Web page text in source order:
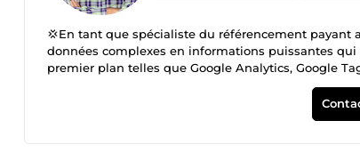
💢En tant que spécialiste du référencement payant
données complexes en informations puissantes
premier plan telles que Google Analytics, Google
Facebook Pixel et d'API côté serveur, je crée des
données. 🔧 Pourquoi travailler avec moi ?
claires et exploitables et des décisions